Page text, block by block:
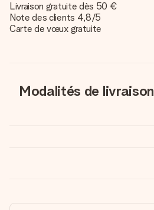
Livraison gratuite dès 50 €
Note des clients 4,8/5
Carte de vœux gratuite
Modalités de livraison